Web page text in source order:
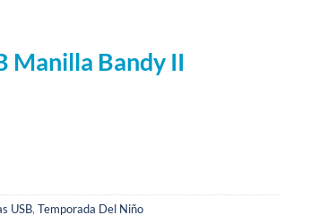
Manilla Bandy II
USB, Temporada Del Niño